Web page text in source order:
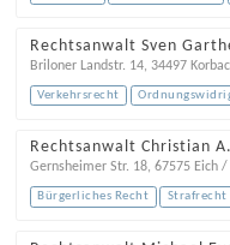
Rechtsanwalt Sven
Briloner Landstr. 14, 34497
Verkehrsrecht
Rechtsanwalt Christian
Gernsheimer Str. 18, 67575 Eich
Bürgerliches Recht Strafrecht